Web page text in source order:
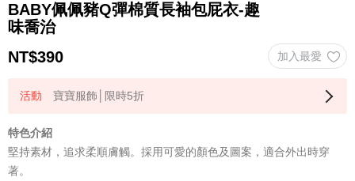
BABY佩佩豬Q彈棉質長袖包屁衣-趣
味喬治
NT$390
寶寶服飾│限時5折
特色介紹
堅持素材，追求柔順膚觸。採用可愛的顏色及圖案，適合外出時穿
著。